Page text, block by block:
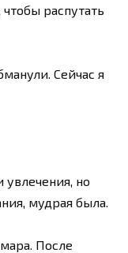
распутать
Сейчас я
но
мудрая была.
После